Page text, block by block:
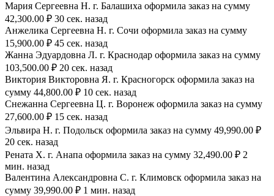
Мария Сергеевна H. г. Балашиха оформила заказ на сумму
42,300.00 ₽ 30 сек. назад
Анжелика Сергеевна Н. г. Сочи оформила заказ на сумму
15,900.00 ₽ 45 сек. назад
Жанна Эдуардовна Л. г. Краснодар оформила заказ на сумму
103,500.00 ₽ 20 сек. назад
Виктория Викторовна Я. г. Красногорск оформила заказ на
сумму 44,800.00 ₽ 10 сек. назад
Снежанна Сергеевна Ц. г. Воронеж оформила заказ на сумму
27,600.00 ₽ 15 сек. назад
Эльвира Н. г. Подольск оформила заказ на сумму 49,990.00 ₽
20 сек. назад
Рената Х. г. Анапа оформила заказ на сумму 32,490.00 ₽ 2
мин. назад
Валентина Александровна С. г. Климовск оформила заказ на
сумму 39,990.00 ₽ 1 мин. назад